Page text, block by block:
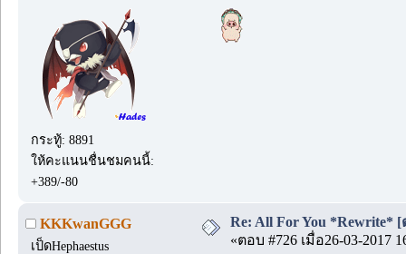
กระทู้: 8891
ให้คะแนนชื่นชมคนนี้:
+389/-80
KKKwanGGG
เป็ดHephaestus
Re: All For You *Rewrite* [
«ตอบ #726 เมื่อ26-03-2017